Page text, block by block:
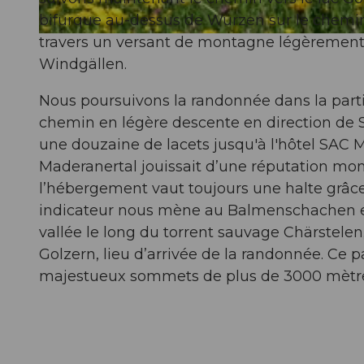
© Sanna Laurén, Verein Urner Wanderwege | CC-BY
bifurque au-dessus de Würzen sur le
travers un versant de montagne
Windgällen.
Nous poursuivons la randonnée dans la
chemin en légère descente en direction de
une douzaine de lacets jusqu'à l'hôtel SAC
Maderanertal jouissait d’une réputation
l’hébergement vaut toujours une halte
indicateur nous mène au Balmenschachen
vallée le long du torrent sauvage
Golzern, lieu d’arrivée de la randonnée. Ce
majestueux sommets de plus de 3000